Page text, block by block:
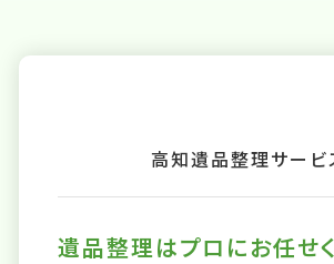
高知遺品整理サービ
遺品整理はプロにお任せ